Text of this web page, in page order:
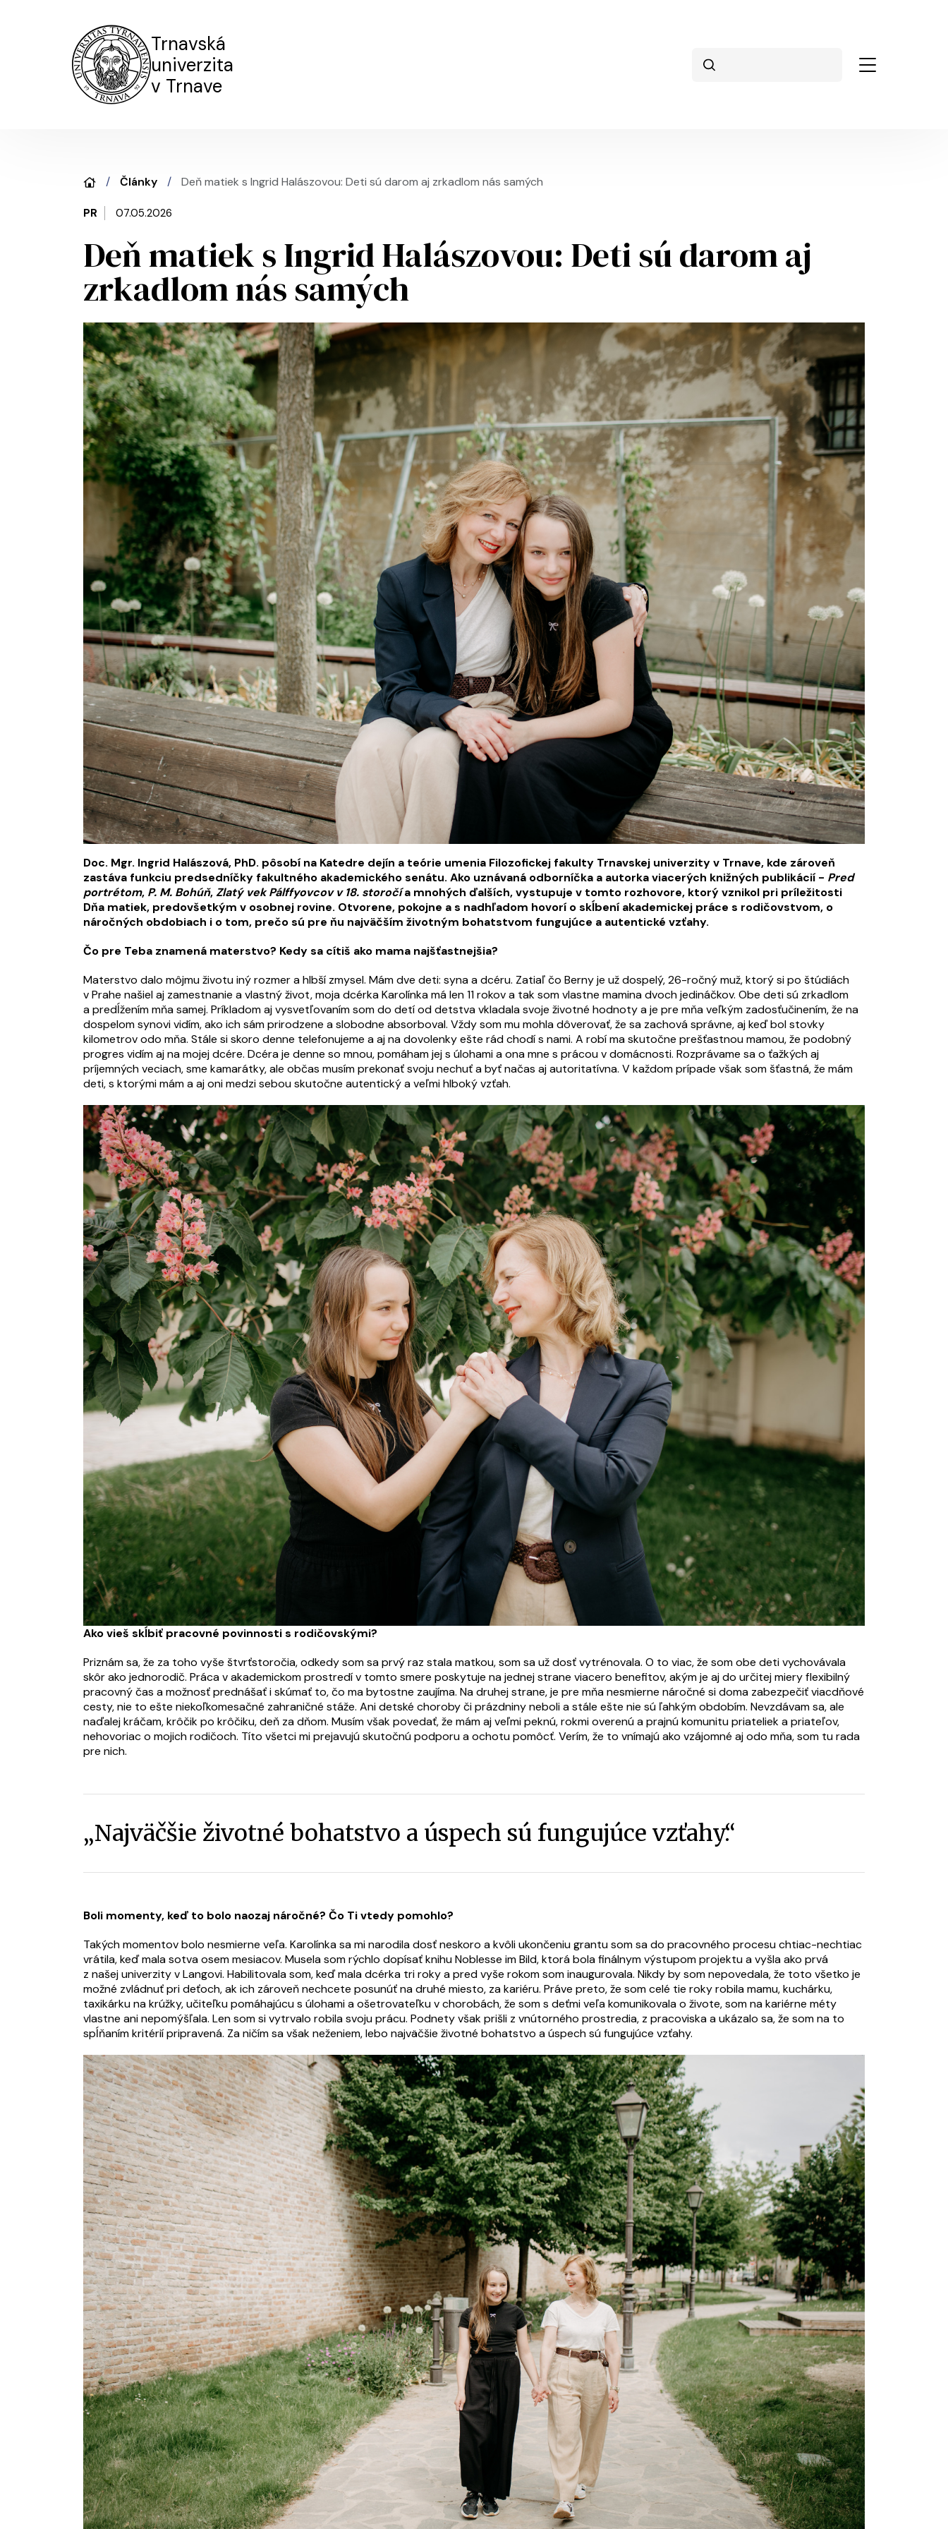
Trnavská
univerzita
v Trnave
Články Deň matiek s Ingrid Halászovou: Deti sú darom aj zrkadlom nás samých
PR 07.05.2026
Deň matiek s Ingrid Halászovou: Deti sú darom aj
zrkadlom nás samých
Doc. Mgr. Ingrid Halászová, PhD. pôsobí na Katedre dejín a teórie umenia Filozofickej fakulty Trnavskej univerzity v Trnave, kde zároveň
zastáva funkciu predsedníčky fakultného akademického senátu. Ako uznávaná odborníčka a autorka viacerých knižných publikácií - Pred
portrétom, P. M. Bohúň, Zlatý vek Pálffyovcov v 18. storočía mnohých ďalších, vystupuje v tomto rozhovore, ktorý vznikol pri príležitosti
Dňa matiek, predovšetkým v osobnej rovine. Otvorene, pokojne a s nadhľadom hovorí o skĺbení akademickej práce s rodičovstvom, o
náročných obdobiach i o tom, prečo sú pre ňu najväčším životným bohatstvom fungujúce a autentické vzťahy.
Čo pre Teba znamená materstvo? Kedy sa cítiš ako mama najšťastnejšia?
Materstvo dalo môjmu životu iný rozmer a hlbší zmysel. Mám dve deti: syna a dcéru. Zatiaľ čo Berny je už dospelý, 26-ročný muž, ktorý si po štúdiách
v Prahe našiel aj zamestnanie a vlastný život, moja dcérka Karolínka má len 11 rokov a tak som vlastne mamina dvoch jedináčkov. Obe deti sú zrkadlom
a predĺžením mňa samej. Príkladom aj vysvetľovaním som do detí od detstva vkladala svoje životné hodnoty a je pre mňa veľkým zadosťučinením, že na
dospelom synovi vidím, ako ich sám prirodzene a slobodne absorboval. Vždy som mu mohla dôverovať, že sa zachová správne, aj keď bol stovky
kilometrov odo mňa. Stále si skoro denne telefonujeme a aj na dovolenky ešte rád chodí s nami. A robí ma skutočne prešťastnou mamou, že podobný
progres vidím aj na mojej dcére. Dcéra je denne so mnou, pomáham jej s úlohami a ona mne s prácou v domácnosti. Rozprávame sa o ťažkých aj
príjemných veciach, sme kamarátky, ale občas musím prekonať svoju nechuť a byť načas aj autoritatívna. V každom prípade však som šťastná, že mám
deti, s ktorými mám a aj oni medzi sebou skutočne autentický a veľmi hlboký vzťah.
Ako vieš skĺbiť pracovné povinnosti s rodičovskými?
Priznám sa, že za toho vyše štvrťstoročia, odkedy som sa prvý raz stala matkou, som sa už dosť vytrénovala. O to viac, že som obe deti vychovávala
skôr ako jednorodič. Práca v akademickom prostredí v tomto smere poskytuje na jednej strane viacero benefitov, akým je aj do určitej miery flexibilný
pracovný čas a možnosť prednášať i skúmať to, čo ma bytostne zaujíma. Na druhej strane, je pre mňa nesmierne náročné si doma zabezpečiť viacdňové
cesty, nie to ešte niekoľkomesačné zahraničné stáže. Ani detské choroby či prázdniny neboli a stále ešte nie sú ľahkým obdobím. Nevzdávam sa, ale
naďalej kráčam, krôčik po krôčiku, deň za dňom. Musím však povedať, že mám aj veľmi peknú, rokmi overenú a prajnú komunitu priateliek a priateľov,
nehovoriac o mojich rodičoch. Títo všetci mi prejavujú skutočnú podporu a ochotu pomôcť. Verím, že to vnímajú ako vzájomné aj odo mňa, som tu rada
pre nich.
Najväčšie životné bohatstvo a úspech sú fungujúce vzťahy.
Boli momenty, keď to bolo naozaj náročné? Čo Ti vtedy pomohlo?
Takých momentov bolo nesmierne veľa. Karolínka sa mi narodila dosť neskoro a kvôli ukončeniu grantu som sa do pracovného procesu chtiac-nechtiac
vrátila, keď mala sotva osem mesiacov. Musela som rýchlo dopísať knihu Noblesse im Bild, ktorá bola finálnym výstupom projektu a vyšla ako prvá
z našej univerzity v Langovi. Habilitovala som, keď mala dcérka tri roky a pred vyše rokom som inaugurovala. Nikdy by som nepovedala, že toto všetko je
možné zvládnuť pri deťoch, ak ich zároveň nechcete posunúť na druhé miesto, za kariéru. Práve preto, že som celé tie roky robila mamu, kuchárku,
taxikárku na krúžky, učiteľku pomáhajúcu s úlohami a ošetrovateľku v chorobách, že som s deťmi veľa komunikovala o živote, som na kariérne méty
vlastne ani nepomýšľala. Len som si vytrvalo robila svoju prácu. Podnety však prišli z vnútorného prostredia, z pracoviska a ukázalo sa, že som na to
spĺňaním kritérií pripravená. Za ničím sa však neženiem, lebo najväčšie životné bohatstvo a úspech sú fungujúce vzťahy.